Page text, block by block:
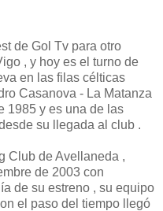
de Gol Tv para otro
, y hoy es el turno de
en las filas célticas
Casanova - La Matanza
1985 y es una de las
su llegada al club .
Club de Avellaneda ,
de 2003 con
de su estreno , su equipo
el paso del tiempo llegó